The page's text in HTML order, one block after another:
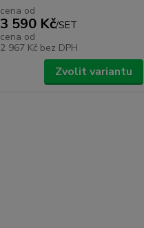
cena od
3 590 Kč/SET
cena od
2 967 Kč bez DPH
Zvolit variantu